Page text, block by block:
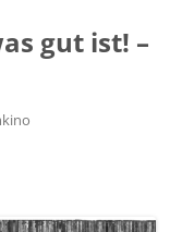
gut ist! –